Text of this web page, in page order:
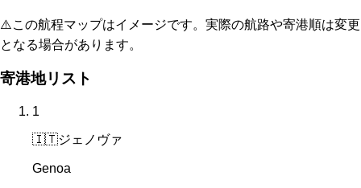
⚠️この航程マップはイメージです。実際の航路や寄港順は変更
となる場合があります。
寄港地リスト
1
🇮🇹ジェノヴァ
Genoa